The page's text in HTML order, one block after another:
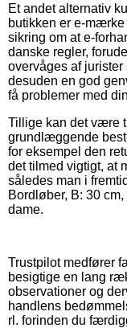
Et andet alternativ
butikken er e-
sikring om at e-
danske regler,
overvåges af
desuden en god
få problemer med
Tillige kan det være
grundlæggende
for eksempel den
det tilmed vigtigt, at
således man i
Bordløber, B: 30
dame.
Trustpilot medfører
besigtige en lang
observationer og
handlens
rl. forinden du